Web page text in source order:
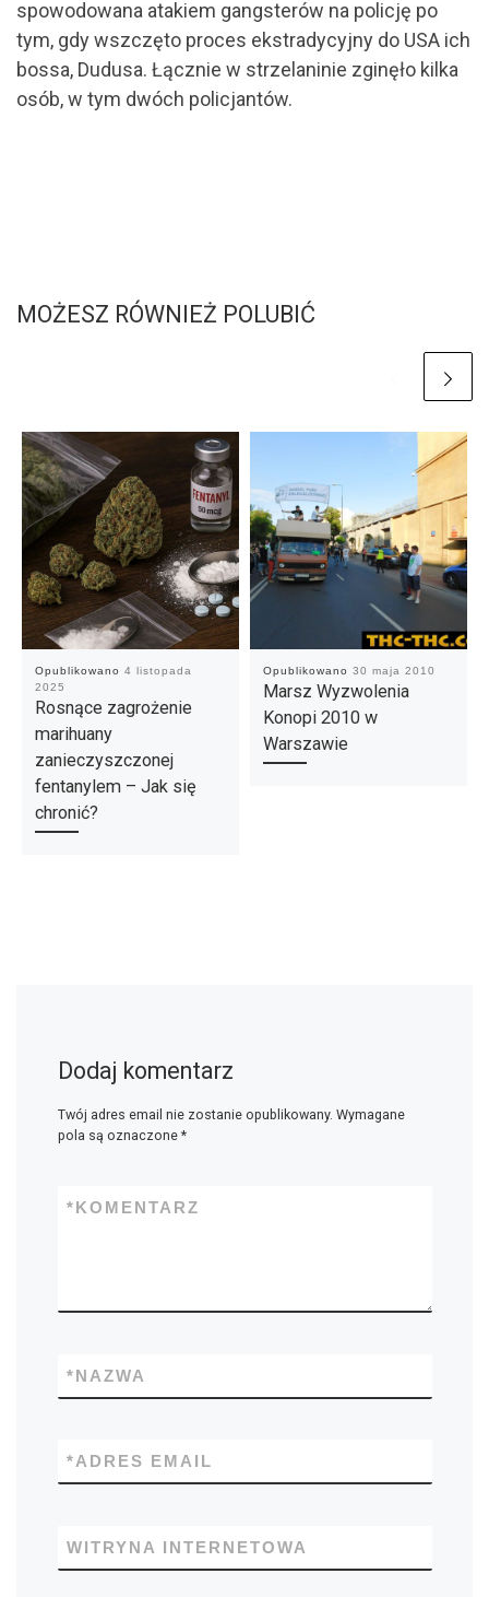
spowodowana atakiem gangsterów na policję po
tym, gdy wszczęto proces ekstradycyjny do USA ich
bossa, Dudusa. Łącznie w strzelaninie zginęło kilka
osób, w tym dwóch policjantów.
MOŻESZ RÓWNIEŻ POLUBIĆ
Opublikowano 4 listopada
2025
Rosnące zagrożenie
marihuany
zanieczyszczonej
fentanylem – Jak się
chronić?
Opublikowano 30 maja 2010
Marsz Wyzwolenia
Konopi 2010 w
Warszawie
Dodaj komentarz
Twój adres email nie zostanie opublikowany. Wymagane
pola są oznaczone *
KOMENTARZ
*
NAZWA
*
ADRES EMAIL
*
WITRYNA INTERNETOWA